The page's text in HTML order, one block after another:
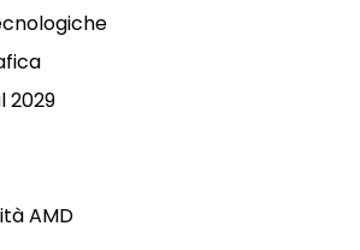
2029
AMD